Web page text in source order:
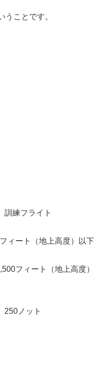
うことです。
練フライト
ィート（地上高度）以下
フィート（地上高度）
ノット